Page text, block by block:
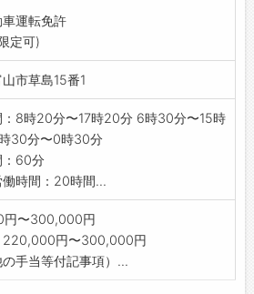
」
:会社の定める業務)
運転免許
定可)
市草島15番1
：8時20分〜17時20分 6時30分〜15時
30分〜0時30分
：60分
働時間：20時間...
〜300,000円
220,000円〜300,000円
の手当等付記事項）...